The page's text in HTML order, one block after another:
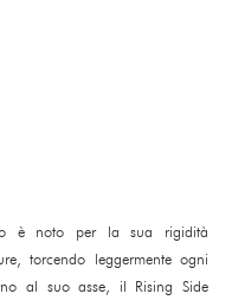
è noto per la sua rigidità
torcendo leggermente ogni
al suo asse, il Rising Side